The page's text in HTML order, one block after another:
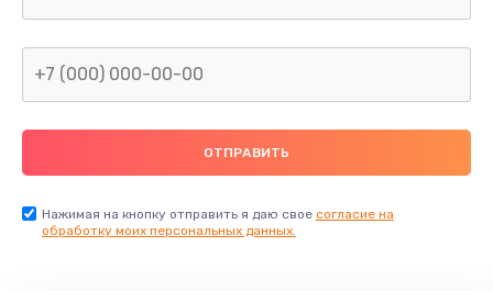
Замена дисплея
1200 руб.
Заказать
Нажимая на кнопку отправить я даю свое согласие на
обработку моих персональных данных.